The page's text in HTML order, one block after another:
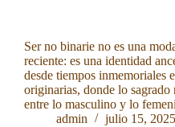
Ser no binarie no es una
reciente: es una identidad
desde tiempos inmemoriales
originarias, donde lo
entre lo masculino y lo
admin
julio 15, 2025